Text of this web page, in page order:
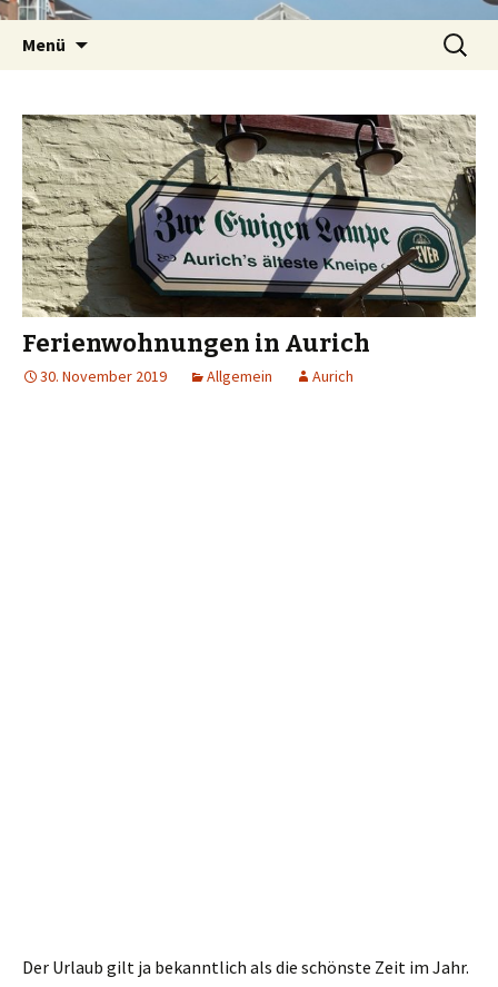
Menü
Suchen
nach:
Ferienwohnungen in Aurich
30. November 2019 Allgemein Aurich
Der Urlaub gilt ja bekanntlich als die schönste Zeit im Jahr.